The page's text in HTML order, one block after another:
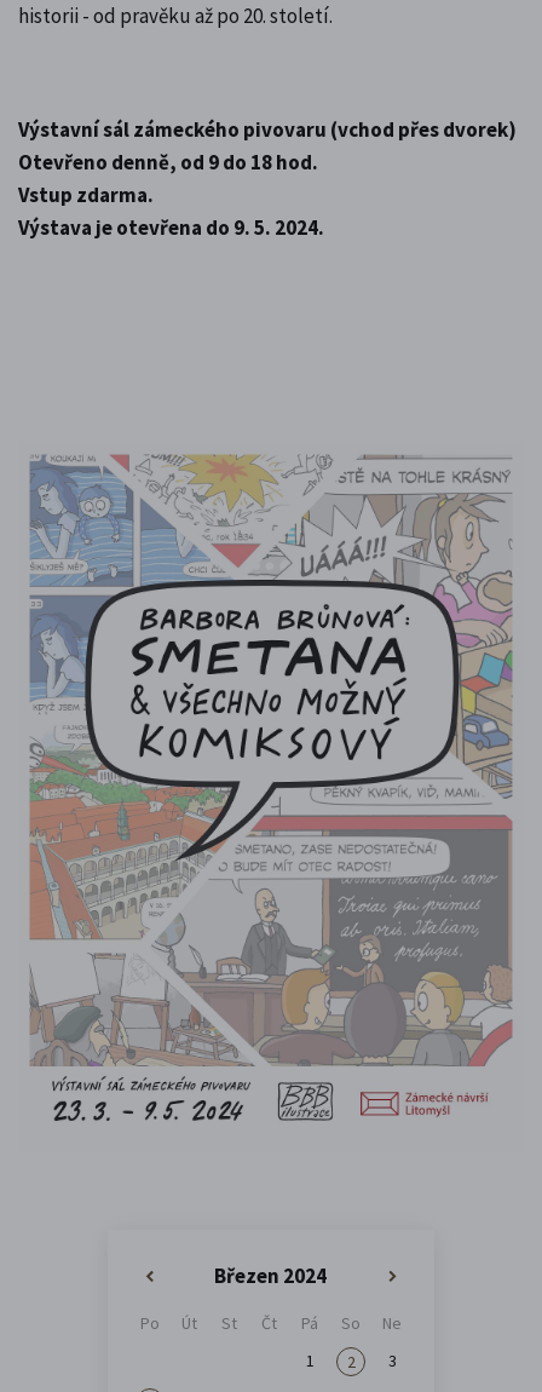
historii - od pravěku až po 20. století.
Výstavní sál zámeckého pivovaru (vchod přes dvorek)
Otevřeno denně, od 9 do 18 hod.
Vstup zdarma.
Výstava je otevřena do 9. 5. 2024.
Březen 2024
Po Út St Čt Pá So
Ne
1
2
3